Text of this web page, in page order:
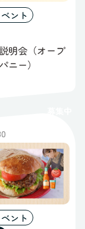
ント
明会（オープ
ニー）
ント